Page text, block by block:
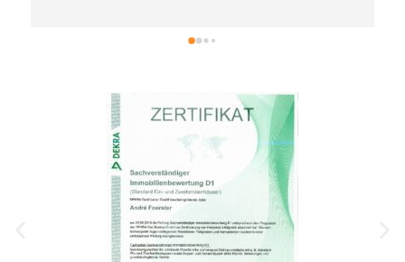
ihn jedem weiter, der seine Immobile stressfrei und